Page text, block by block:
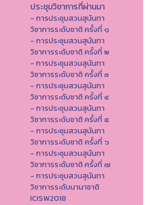
ประชุมวิชาการที่ผ่านมา
- การประชุมสวนสุนันทา
วิชาการระดับชาติ ครั้งที่ ๑
- การประชุมสวนสุนันทา
วิชาการระดับชาติ ครั้งที่ ๒
- การประชุมสวนสุนันทา
วิชาการระดับชาติ ครั้งที่ ๓
- การประชุมสวนสุนันทา
วิชาการระดับชาติ ครั้งที่ ๔
- การประชุมสวนสุนันทา
วิชาการระดับชาติ ครั้งที่ ๕
- การประชุมสวนสุนันทา
วิชาการระดับชาติ ครั้งที่ ๖
- การประชุมสวนสุนันทา
วิชาการระดับชาติ ครั้งที่ ๗
- การประชุมสวนสุนันทา
วิชาการระดับนานาชาติ
ICISW2018